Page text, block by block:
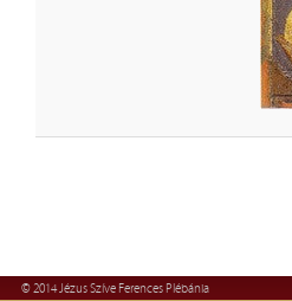
© 2014 Jézus Szíve Ferences Plébánia